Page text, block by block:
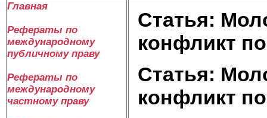
Главная
Рефераты по
международному
публичному праву
Рефераты по
международному
частному праву
Статья:
конфликт
Статья:
конфликт